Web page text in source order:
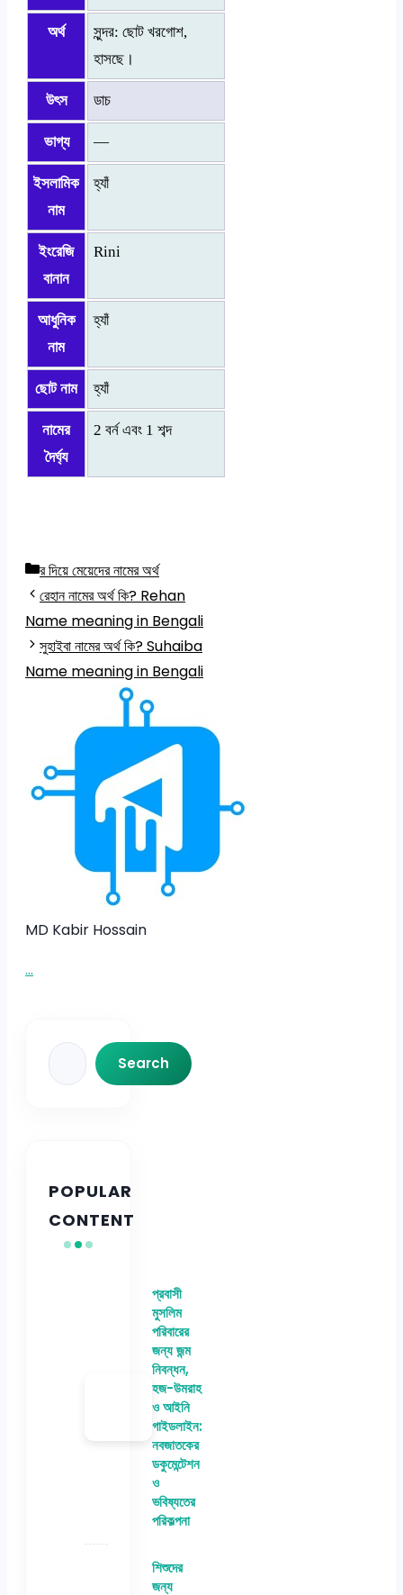
অর্থ
সুন্দর: ছোট খরগোশ,
হাসছে।
উৎস ডাচ
ভাগ্য —
ইসলামিক
নাম
হ্যাঁ
ইংরেজি
বানান
Rini
আধুনিক
নাম
হ্যাঁ
ছোট নাম হ্যাঁ
নামের
দৈর্ঘ্য
2 বর্ন এবং 1 শব্দ
Categories
র দিয়ে মেয়েদের নামের অর্থ
রেহান নামের অর্থ কি? Rehan
Name meaning in Bengali
সুহাইবা নামের অর্থ কি? Suhaiba
Name meaning in Bengali
MD Kabir Hossain
...
Search
Search
POPULAR
CONTENT
প্রবাসী
মুসলিম
পরিবারের
জন্য জন্ম
নিবন্ধন,
হজ-উমরাহ
ও আইনি
গাইডলাইন:
নবজাতকের
ডকুমেন্টেশন
ও
ভবিষ্যতের
পরিকল্পনা
শিশুদের
জন্য